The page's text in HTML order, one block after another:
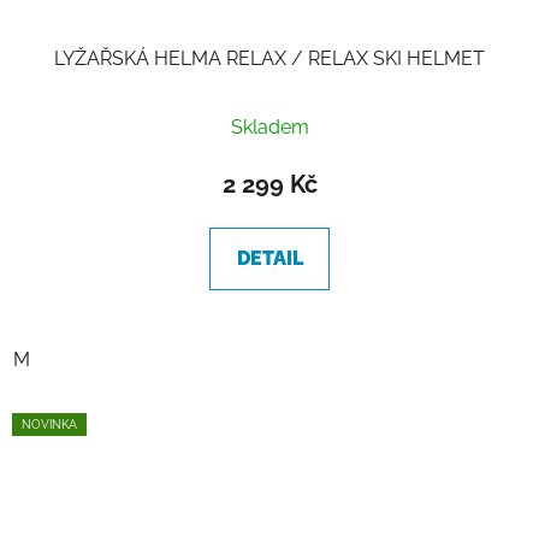
LYŽAŘSKÁ HELMA RELAX / RELAX SKI HELMET
Skladem
2 299 Kč
DETAIL
M
NOVINKA